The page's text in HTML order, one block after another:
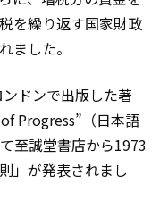
を繰り返す国家財政
ました。
ドンで出版した著
Progress”（日本語
至誠堂書店から1973
」が発表されまし